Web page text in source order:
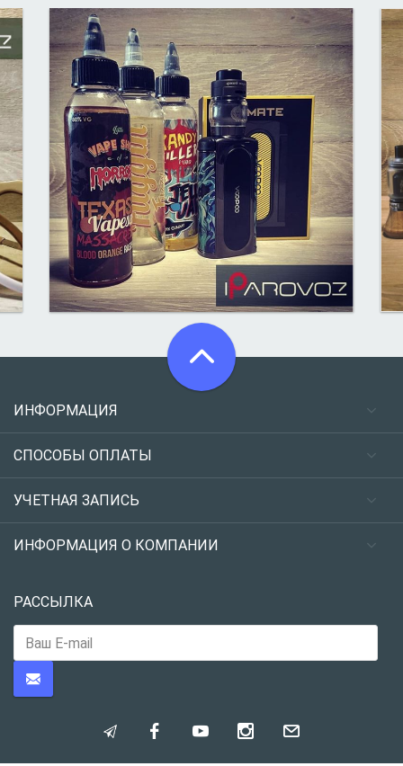
ИНФОРМАЦИЯ
СПОСОБЫ ОПЛАТЫ
УЧЕТНАЯ ЗАПИСЬ
ИНФОРМАЦИЯ О КОМПАНИИ
РАССЫЛКА